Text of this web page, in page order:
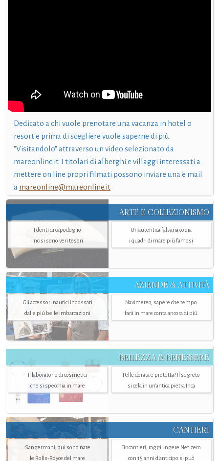
Dedicato a chi vuole prenotare una vacanza in hotel o
resort e prima di scegliere vuole saperne di più.
"Visitandolo" attraverso un video selezionato da
mareonline.it. I titolari di alberghi e villaggi interessati a
mettere on line propri filmati possono inviare una e mail
a mareonline@mareonline.it
ARTE E COLLEZIONISMO
I denti di capodoglio
incisi sono veri tesori
Un’autentica falsaria copia
i quadri di mare più famosi
AZIENDE & ATTIVITÀ
Gli accessori nautici indossati
dalle più belle imbarcazioni
Navimeteo, sapere che tempo
farà in mare conta ancora di più
BELLEZZA & BENESSERE
Il laboratorio di cosmetici
che si specchia in mare
Pelle dorata e protetta? Il segreto
si cela in un’antica pietra Inca
CANTIERI
Sangermani, qui sono nate
le Rolls-Royce del mare
Fincantieri, raggiungere Net zero
con 15 anni d'anticipo si può